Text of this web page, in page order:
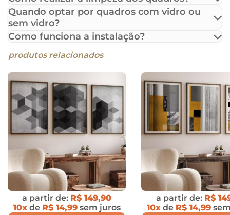
Quando optar por quadros com vidro ou
sem vidro?
Como funciona a instalação?
produtos relacionados
a partir de: R$ 149,90
10xde R$ 14,99sem juros
a partir de: R$
10x de R$ 14,99